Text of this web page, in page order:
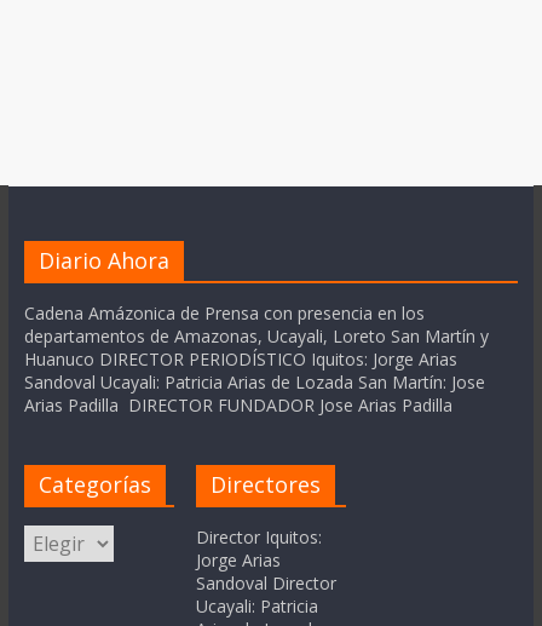
Diario Ahora
Cadena Amázonica de Prensa con presencia en los
departamentos de Amazonas, Ucayali, Loreto San Martín y
Huanuco DIRECTOR PERIODÍSTICO Iquitos: Jorge Arias
Sandoval Ucayali: Patricia Arias de Lozada San Martín: Jose
Arias Padilla DIRECTOR FUNDADOR Jose Arias Padilla
Categorías
Categorías
Directores
Director Iquitos:
Jorge Arias
Sandoval Director
Ucayali: Patricia